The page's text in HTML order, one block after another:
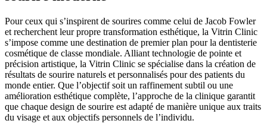
Pour ceux qui s’inspirent de sourires comme celui de Jacob Fowler
et recherchent leur propre transformation esthétique, la Vitrin Clinic
s’impose comme une destination de premier plan pour la dentisterie
cosmétique de classe mondiale. Alliant technologie de pointe et
précision artistique, la Vitrin Clinic se spécialise dans la création de
résultats de sourire naturels et personnalisés pour des patients du
monde entier. Que l’objectif soit un raffinement subtil ou une
amélioration esthétique complète, l’approche de la clinique garantit
que chaque design de sourire est adapté de manière unique aux traits
du visage et aux objectifs personnels de l’individu.